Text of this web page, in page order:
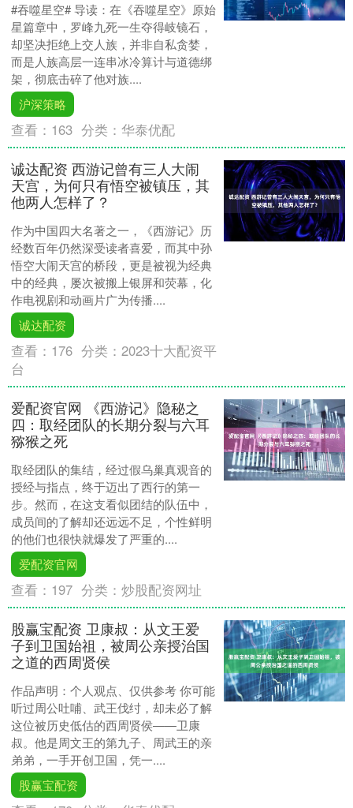
#吞噬星空# 导读：在《吞噬星空》原始
星篇章中，罗峰九死一生夺得岐镜石，
却坚决拒绝上交人族，并非自私贪婪，
而是人族高层一连串冰冷算计与道德绑
架，彻底击碎了他对族....
沪深策略
查看： 163 分类：华泰优配
诚达配资 西游记曾有三人大闹
天宫，为何只有悟空被镇压，其
他两人怎样了？
作为中国四大名著之一，《西游记》历
经数百年仍然深受读者喜爱，而其中孙
悟空大闹天宫的桥段，更是被视为经典
中的经典，屡次被搬上银屏和荧幕，化
作电视剧和动画片广为传播....
诚达配资
查看： 176 分类：2023十大配资平
台
爱配资官网 《西游记》隐秘之
四：取经团队的长期分裂与六耳
猕猴之死
取经团队的集结，经过假乌巢真观音的
授经与指点，终于迈出了西行的第一
步。然而，在这支看似团结的队伍中，
成员间的了解却还远远不足，个性鲜明
的他们也很快就爆发了严重的....
爱配资官网
查看： 197 分类：炒股配资网址
股赢宝配资 卫康叔：从文王爱
子到卫国始祖，被周公亲授治国
之道的西周贤侯
作品声明：个人观点、仅供参考 你可能
听过周公吐哺、武王伐纣，却未必了解
这位被历史低估的西周贤侯——卫康
叔。他是周文王的第九子、周武王的亲
弟弟，一手开创卫国，凭一....
股赢宝配资